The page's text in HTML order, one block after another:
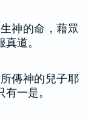
神的命，藉眾
道。
傳神的兒子耶
一是。